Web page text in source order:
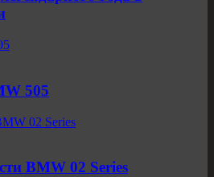
505
02 Series
BMW 02 Series